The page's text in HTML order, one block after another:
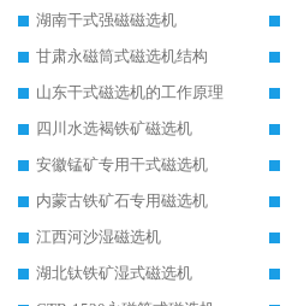
湖南干式强磁磁选机
甘肃永磁筒式磁选机结构
山东干式磁选机的工作原理
四川水选褐铁矿磁选机
安徽锰矿专用干式磁选机
内蒙古铁矿石专用磁选机
江西河沙湿磁选机
湖北钛铁矿湿式磁选机